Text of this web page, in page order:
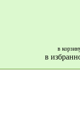
в
в